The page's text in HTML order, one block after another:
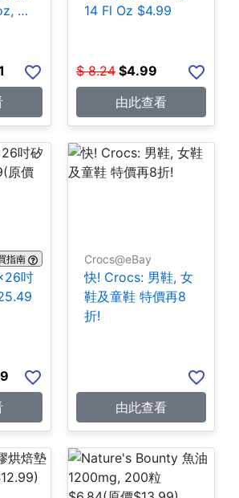
3
14 Fl Oz $4.99
$ 8.24 $4.99
由此查看
指南
吋
Crocs@eBay
快! Crocs: 男鞋, 女
鞋及童鞋 特價再8
折!
由此查看